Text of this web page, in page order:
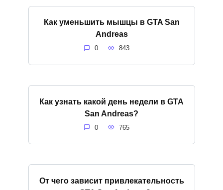
Как уменьшить мышцы в GTA San
Andreas
0 843
Как узнать какой день недели в GTA
San Andreas?
0 765
От чего зависит привлекательность